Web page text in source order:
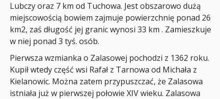
Lubczy oraz 7 km od Tuchowa. Jest obszarowo dużą
miejscowością bowiem zajmuje powierzchnię ponad 26
km2, zaś długość jej granic wynosi 33 km . Zamieszkuje
w niej ponad 3 tyś. osób.
Pierwsza wzmianka o Zalasowej pochodzi z 1362 roku.
Kupił wtedy część wsi Rafał z Tarnowa od Michała z
Kielanowic. Można zatem przypuszczać, że Zalasowa
istniała już w pierwszej połowie XIV wieku. Zalasowa